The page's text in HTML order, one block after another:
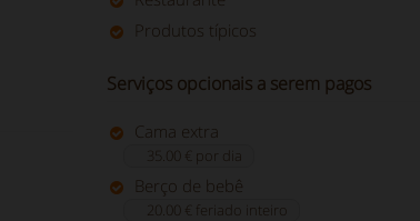
Produtos típicos
Serviços opcionais a serem pagos
Cama extra
35.00 € por dia
Berço de bebê
20.00 € feriado inteiro